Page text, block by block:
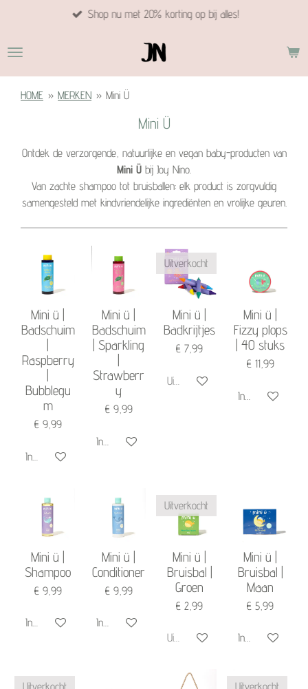
naar
hoofdinhoud
Shop nu met 20% korting op bij alles!
HOME » MERKEN » Mini Ü
Mini Ü
Ontdek de verzorgende, natuurlijke en vegan baby-producten van
Mini Ü bij Joy Nino.
Van zachte shampoo tot bruisballen: elk product is zorgvuldig
samengesteld met kindvriendelijke ingrediënten en vrolijke geuren.
Mini ü |
Badschuim
Raspberry
Bubblegu
m
€ 9,99
In winkelwagen
Mini ü |
Badschuim
| Sparkling
Strawberr
y
€ 9,99
In winkelwagen
Uitverkocht
Mini ü |
Badkrijtjes
€ 7,99
Uitverkocht
Mini ü |
Fizzy plops
| 40 stuks
€ 11,99
In winkelwagen
Mini ü |
Shampoo
€ 9,99
In winkelwagen
Mini ü |
Conditioner
€ 9,99
In winkelwagen
Uitverkocht
Mini ü |
Bruisbal |
Groen
€ 2,99
Uitverkocht
Mini ü |
Bruisbal |
Maan
€ 5,99
In winkelwagen